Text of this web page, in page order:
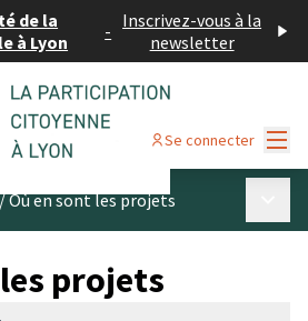
de la
à Lyon
- Inscrivez-vous à la
newsletter
Se connecter
/Où en sont les projets
projets